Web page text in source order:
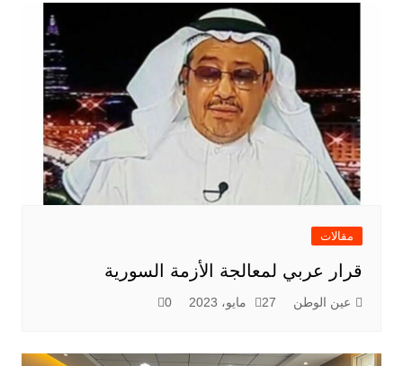
مقالات
قرار عربي لمعالجة الأزمة السورية
عين الوطن 27 مايو، 2023 0